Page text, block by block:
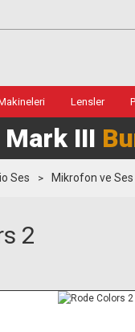
Lensler
Mark III
Ses Mikrofon ve Ses
2